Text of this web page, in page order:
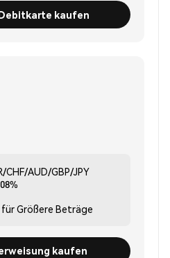
kaufen
CHF/AUD/GBP/JPY
fürGrößere Beträge
kaufen